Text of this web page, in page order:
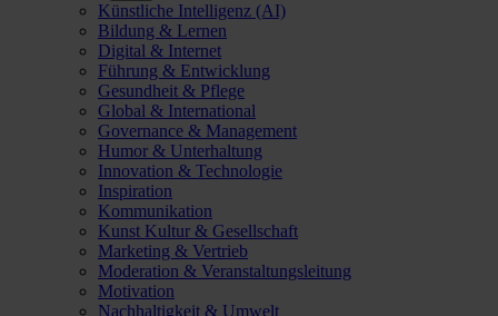
Künstliche Intelligenz (AI)
Bildung & Lernen
Digital & Internet
Führung & Entwicklung
Gesundheit & Pflege
Global & International
Governance & Management
Humor & Unterhaltung
Innovation & Technologie
Inspiration
Kommunikation
Kunst Kultur & Gesellschaft
Marketing & Vertrieb
Moderation & Veranstaltungsleitung
Motivation
Nachhaltigkeit & Umwelt